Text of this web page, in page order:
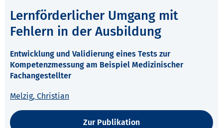
Lernförderlicher Umgang mit
Fehlern in der Ausbildung
Entwicklung und Validierung eines Tests zur
Kompetenzmessung am Beispiel Medizinischer
Fachangestellter
Melzig, Christian
Zur Publikation